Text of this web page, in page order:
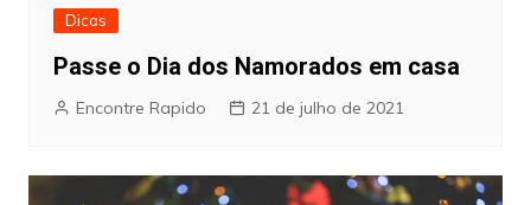
Dicas
Passe o Dia dos Namorados em casa
Encontre Rapido 21 de julho de 2021